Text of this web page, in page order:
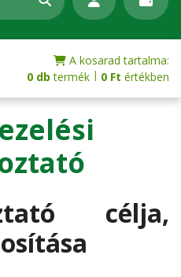
A kosarad tartalma:
0 db termék | 0 Ft értékben
célja,